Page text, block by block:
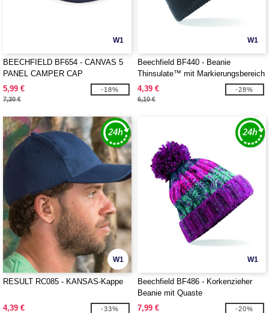
W1
BEECHFIELD BF654 - CANVAS 5
PANEL CAMPER CAP
5,99 €
7,30 €
-18%
W1
Beechfield BF440 - Beanie
Thinsulate™ mit Markierungsbereich
4,39 €
6,10 €
-28%
W1
RESULT RC085 - KANSAS-Kappe
4,39 € -33%
W1
Beechfield BF486 - Korkenzieher
Beanie mit Quaste
7,99 €
-20%